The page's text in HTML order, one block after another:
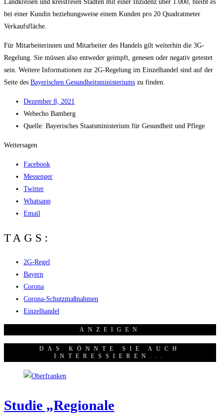
Land­krei­sen und kreis­frei­en Städ­ten mit einer Inzi­denz über 1.000, bleibt es
bei einer Kun­din bezie­hungs­wei­se einem Kun­den pro 20 Qua­drat­me­ter
Verkaufsfläche.
Für Mit­ar­bei­te­rin­nen und Mit­ar­bei­ter des Han­dels gilt wei­ter­hin die 3G-
Rege­lung. Sie müs­sen also ent­we­der geimpft, gene­sen oder nega­tiv getes­tet
sein. Wei­te­re Infor­ma­tio­nen zur 2G-Rege­lung im Ein­zel­han­del sind auf der
Sei­te des Baye­ri­schen Gesund­heits­mi­nis­te­ri­ums zu finden.
Dezem­ber 8, 2021
Web­echo Bamberg
Quel­le: Baye­ri­sches Staats­mi­nis­te­ri­um für Gesund­heit und Pflege
Weitersagen
Facebook
Messenger
Twitter
Whatsapp
Email
TAGS:
2G-Regel
Bayern
Corona
Corona-Schutzmaßnahmen
Einzelhandel
ANZEI­GEN
DAS KÖNNTE SIE AUCH
INTERESSIEREN...
Stu­die „Regio­na­le